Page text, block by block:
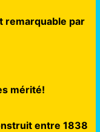
remarquable par
mérité!
entre 1838